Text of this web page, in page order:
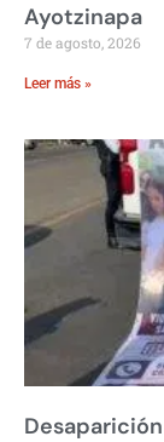
Ayotzinapa
7 de agosto, 2026
Leer más »